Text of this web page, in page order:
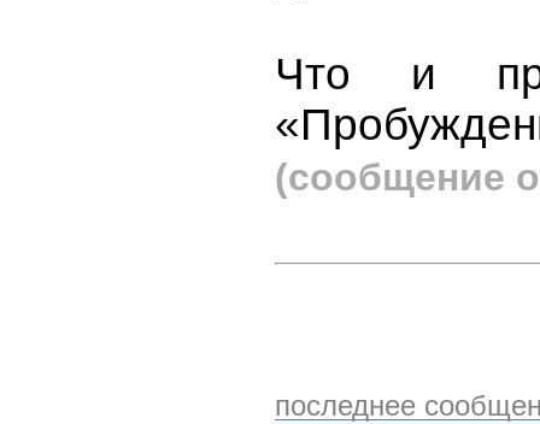
Что и
(сообщение
последнее